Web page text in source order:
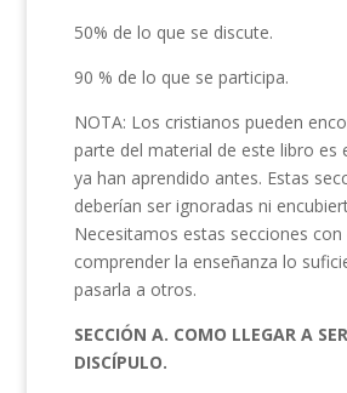
50% de lo que se discute.
90 % de lo que se participa.
NOTA: Los cristianos pueden
parte del material de este libro es
ya han aprendido antes. Estas
deberían ser ignoradas ni
Necesitamos estas secciones con
comprender la enseñanza lo
pasarla a otros.
SECCIÓN A. COMO LLEGAR A
DISCÍPULO.